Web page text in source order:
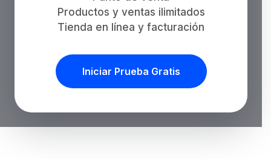
Productos y ventas ilimitados
Tienda en línea y facturación
Iniciar Prueba Gratis